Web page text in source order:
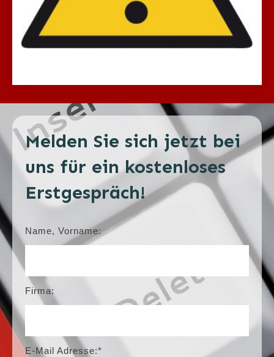
Melden Sie sich jetzt bei
uns für ein kostenloses
Erstgespräch!
Name, Vorname:
Firma:
E-Mail Adresse:*